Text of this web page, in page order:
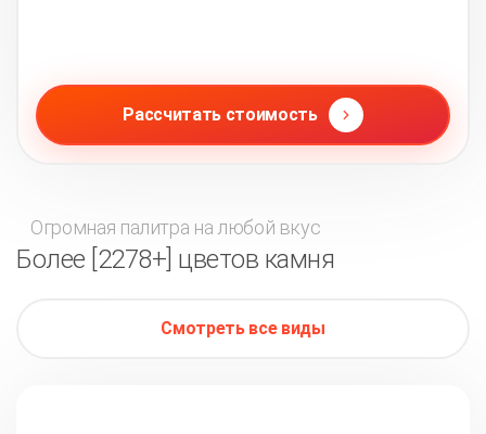
Рассчитать стоимость
Огромная палитра на любой вкус
Более [2278+] цветов камня
Смотреть все виды